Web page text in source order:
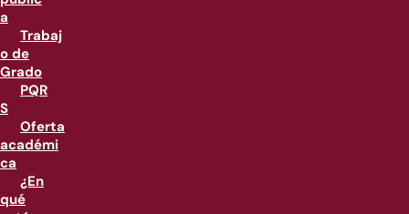
a
Trabaj
o de
Grado
PQR
S
Oferta
académi
ca
¿En
qué